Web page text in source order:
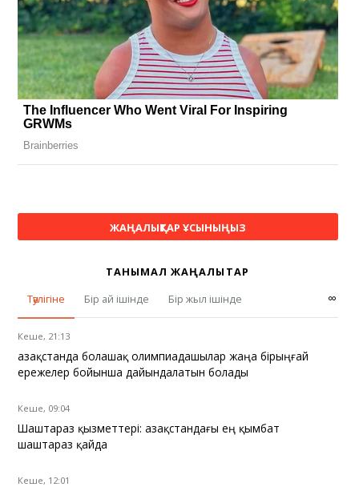
ЖАҢАЛЫҚТАР ҰСЫНЫҢЫЗ
ТАНЫМАЛ ЖАҢАЛЫҚТАР
Тәулігіне
Бір ай ішінде Бір жыл ішінде ∞
Кеше, 21:13
Қазақстанда болашақ олимпиадашылар жаңа бірыңғай
ережелер бойынша дайындалатын болады
Кеше, 09:04
Шаштараз қызметтері: Қазақстандағы ең қымбат
шаштараз қайда
Кеше, 12:01